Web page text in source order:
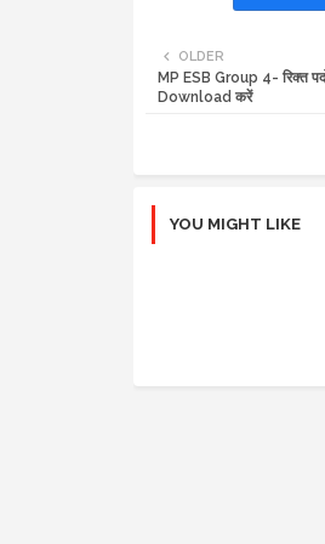
OLDER
MP ESB Group 4- रिक्त
Download करें
YOU MIGHT LIKE